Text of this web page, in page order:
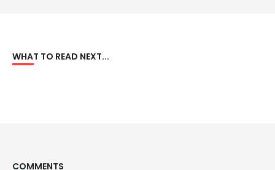
WHAT TO READ NEXT...
COMMENTS